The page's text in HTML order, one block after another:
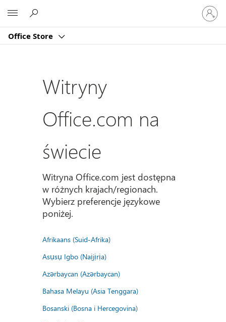
Office Store
Zaloguj
się
do
konta
Witryny
Office.com na
świecie
Witryna Office.com jest dostępna
w różnych krajach/regionach.
Wybierz preferencje językowe
poniżej.
Afrikaans (Suid-Afrika)
Asụsụ Igbo (Naịjịrịa)
Azərbaycan (Azərbaycan)
Bahasa Melayu (Asia Tenggara)
Bosanski (Bosna i Hercegovina)